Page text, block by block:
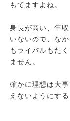
もてますよね。
身長が高い、年
いないので、な
もライバルもた
ません。
確かに理想は大
えないようにす